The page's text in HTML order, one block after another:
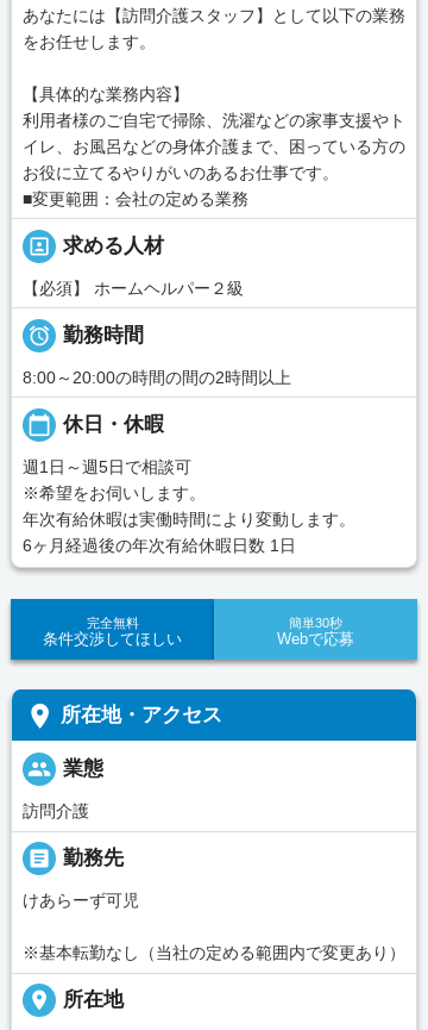
あなたには【訪問介護スタッフ】として以下の業務
をお任せします。
【具体的な業務内容】
利用者様のご自宅で掃除、洗濯などの家事支援やト
イレ、お風呂などの身体介護まで、困っている方の
お役に立てるやりがいのあるお仕事です。
■変更範囲：会社の定める業務
portrait 求める人材
【必須】 ホームヘルパー２級
 勤務時間
8:00～20:00の時間の間の2時間以上
calendar_today 休日・休暇
週1日～週5日で相談可
※希望をお伺いします。
年次有給休暇は実働時間により変動します。
6ヶ月経過後の年次有給休暇日数 1日
完全無料
条件交渉してほしい
簡単30秒
Webで応募
place 所在地・アクセス
people 業態
訪問介護
_pin
勤務先
けあらーず可児
※基本転勤なし（当社の定める範囲内で変更あり）
place 所在地